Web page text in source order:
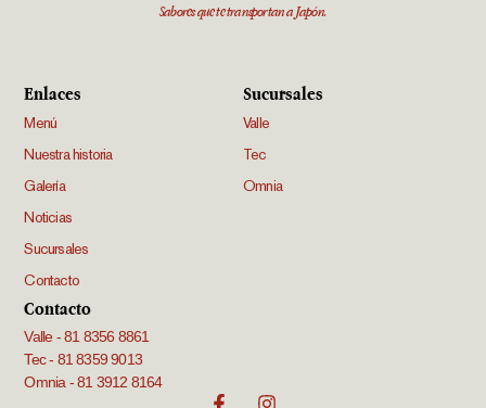
Sabores que te transportan a Japón.
Enlaces
Menú
Nuestra historia
Galería
Noticias
Sucursales
Contacto
Sucursales
Valle
Tec
Omnia
Contacto
Valle - 81 8356 8861
Tec - 81 8359 9013
Omnia - 81 3912 8164